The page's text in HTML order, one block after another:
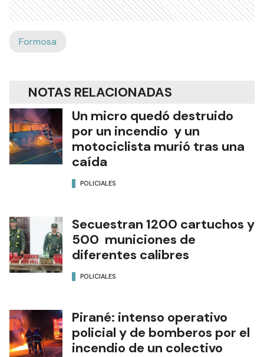
Formosa
NOTAS RELACIONADAS
Un micro quedó destruido
por un incendio y un
motociclista murió tras una
caída
POLICIALES
Secuestran 1200 cartuchos y
500 municiones de
diferentes calibres
POLICIALES
Pirané: intenso operativo
policial y de bomberos por el
incendio de un colectivo